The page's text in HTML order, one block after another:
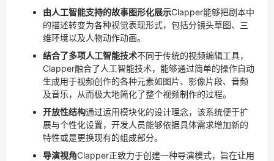
由人工智能支持的故事图形化展示Clapper能够把剧本中
的描述转变为各种视觉表现形式，包括分镜头草图、三
维环境以及人物动作动画。
结合了多项人工智能技术不同于传统的视频编辑工具，
Clapper融合了人工智能技术，能够通过简单的操作自动
生成用于视频创作的各种元素如图片、影像片段、音频
及音乐，从而极大地简化了整个视频制作的过程。
开放性结构通过运用模块化的设计理念，该系统便于扩
展与个性化设置，开发人员能够依据具体需求增加新的
特性或是更换现有的组成部分。
导演视角Clapper正致力于创建一种导演模式，旨在让用